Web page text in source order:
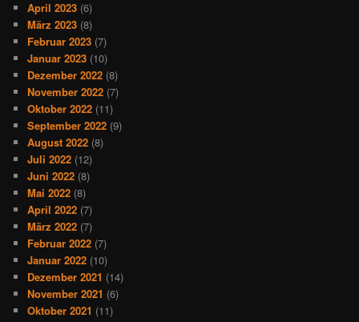
April 2023 (6)
März 2023 (8)
Februar 2023 (7)
Januar 2023 (10)
Dezember 2022 (8)
November 2022 (7)
Oktober 2022 (11)
September 2022 (9)
August 2022 (8)
Juli 2022 (12)
Juni 2022 (8)
Mai 2022 (8)
April 2022 (7)
März 2022 (7)
Februar 2022 (7)
Januar 2022 (10)
Dezember 2021 (14)
November 2021 (6)
Oktober 2021 (11)